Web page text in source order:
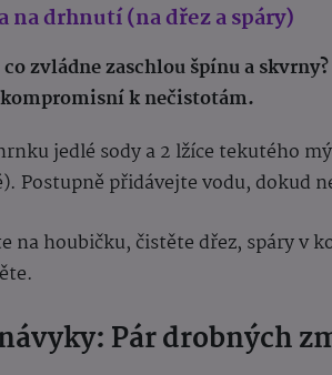
na drhnutí (na dřez a spáry)
zvládne zaschlou špínu a
k nečistotám.
jedlé sody a 2 lžíce tekutého
Postupně přidávejte vodu, dokud
na houbičku, čistěte dřez, spáry v
Pár drobných